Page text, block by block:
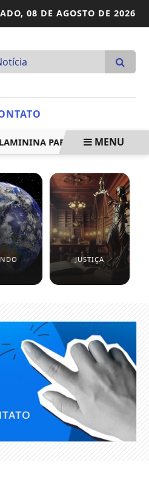
08 DE AGOSTO DE 2026
PARA LESÃO MEDULAR
MENU
JUSTIÇA